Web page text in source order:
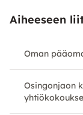
Aiheeseen
Oman
Osingonjaon